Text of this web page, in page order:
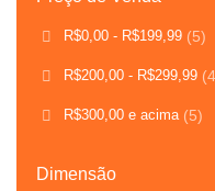
R$0,00 - R$199,99 (5)
R$200,00 - R$299,99
R$300,00 e acima(5)
Dimensão